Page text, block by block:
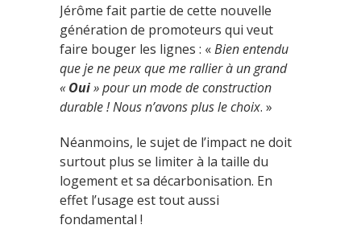
Jérôme fait partie de cette nouvelle
génération de promoteurs qui veut
faire bouger les lignes : «Bien entendu
que je ne peux que me rallier à un grand
« Oui» pour un mode de construction
durable ! Nous n’avons plus le choix. »
Néanmoins, le sujet de l’impact ne doit
surtout plus se limiter à la taille du
logement et sa décarbonisation. En
effet l’usage est tout aussi
fondamental !